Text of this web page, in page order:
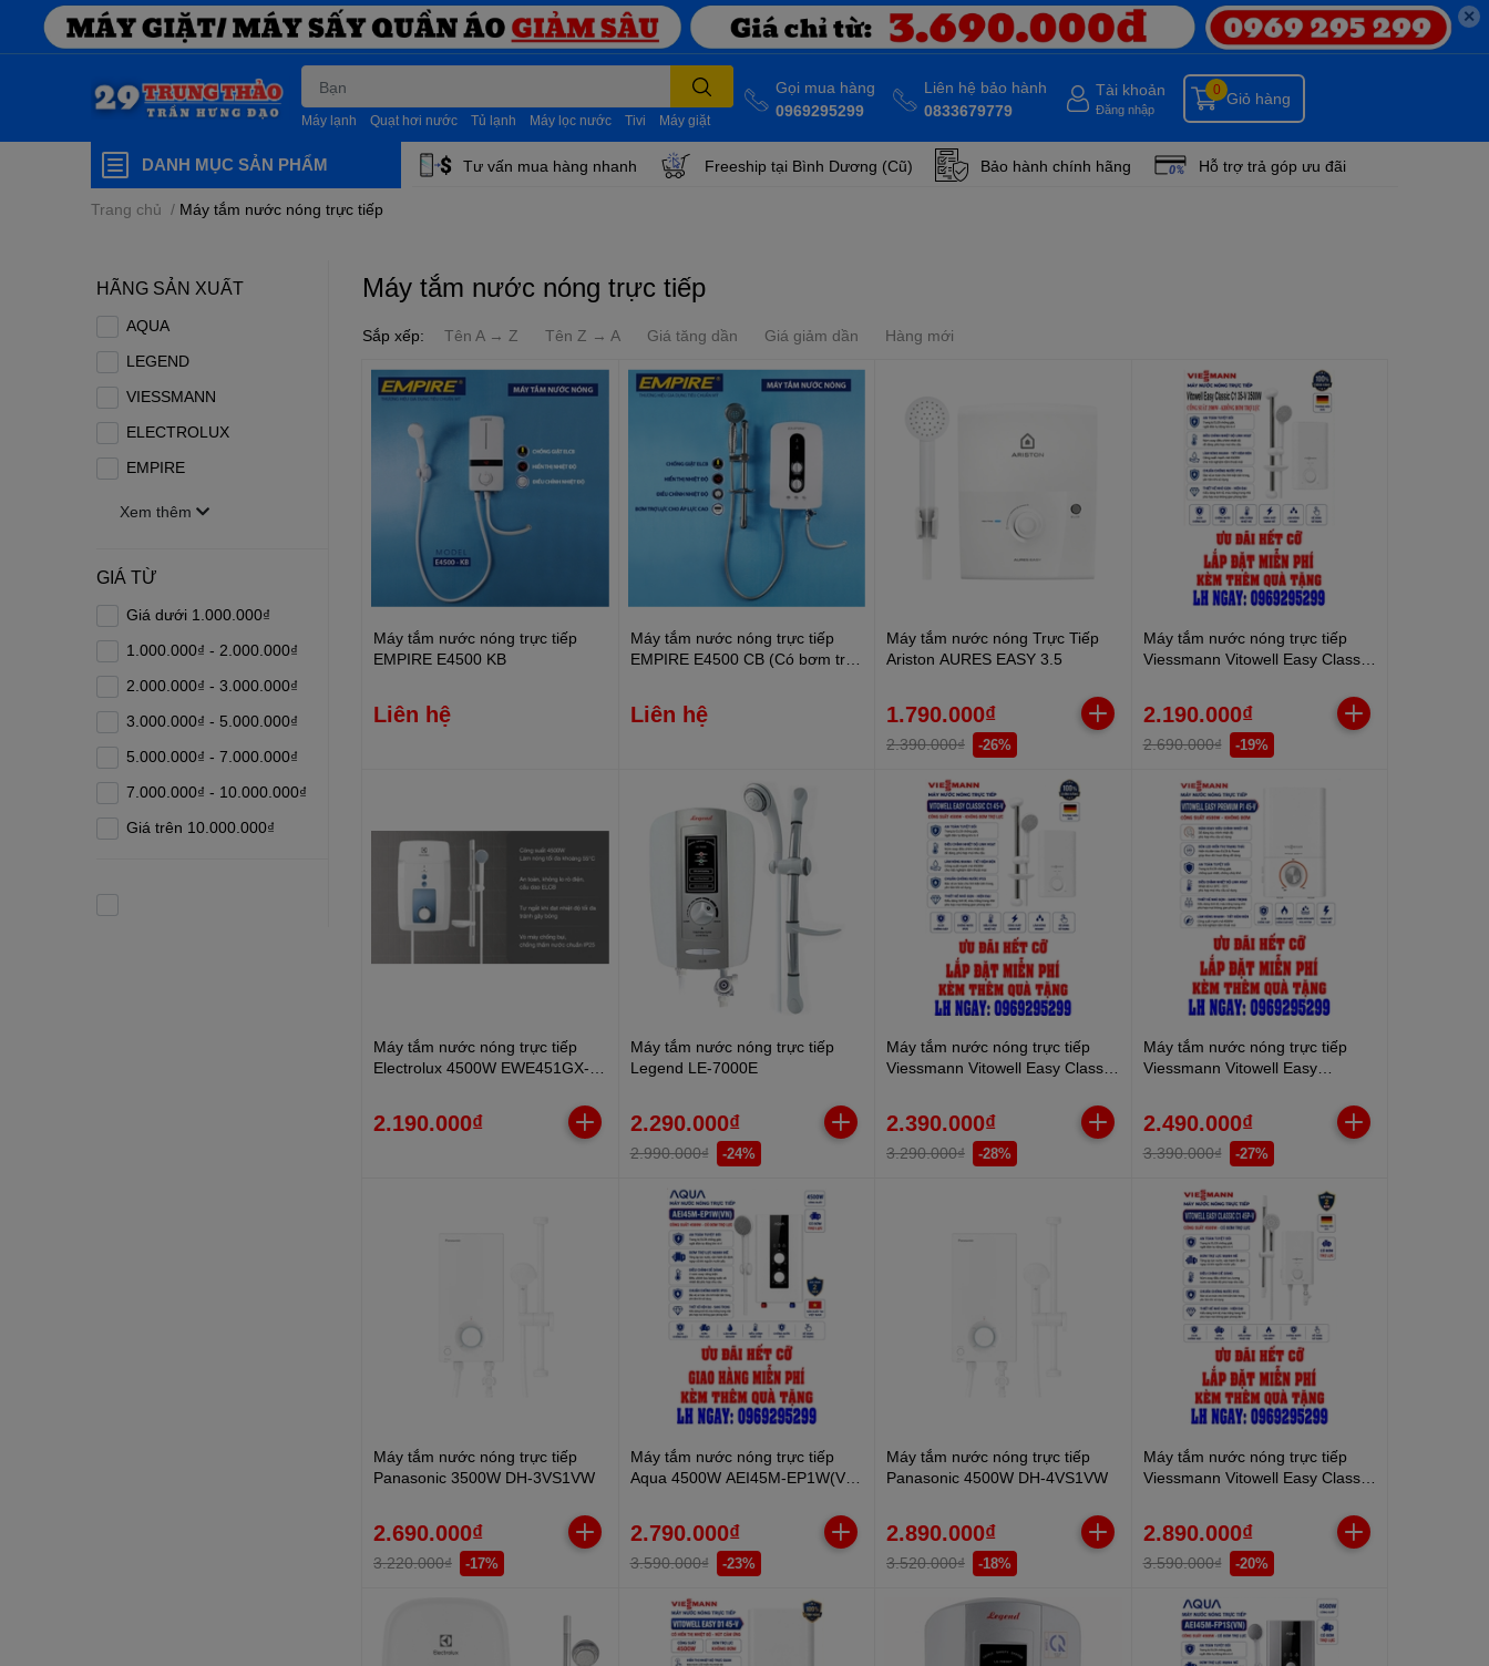
✕
Máy lạnh Quạt hơi nước Tủ lạnh Máy lọc nước Tivi Máy giặt
Gọi mua hàng
0969295299
Liên hệ bảo hành
0833679779
Tài khoản
Đăng nhập
Giỏ hàng
0
DANH MỤC SẢN PHẨM Tư vấn mua hàng nhanh Freeship tại Bình Dương (Cũ) Bảo hành chính hãng Hỗ trợ trả góp ưu đãi
Trang chủ / Máy tắm nước nóng trực tiếp
HÃNG SẢN XUẤT
AQUA
LEGEND
VIESSMANN
ELECTROLUX
EMPIRE
Xem thêm
GIÁ TỪ
Giá dưới 1.000.000₫
1.000.000₫ - 2.000.000₫
2.000.000₫ - 3.000.000₫
3.000.000₫ - 5.000.000₫
5.000.000₫ - 7.000.000₫
7.000.000₫ - 10.000.000₫
Giá trên 10.000.000₫
Máy tắm nước nóng trực tiếp
Sắp xếp: Tên A → Z Tên Z → A Giá tăng dần Giá giảm dần Hàng mới
Máy tắm nước nóng trực tiếp
EMPIRE E4500 KB
Liên hệ
Máy tắm nước nóng trực tiếp
EMPIRE E4500 CB (Có bơm trợ
Liên hệ
Máy tắm nước nóng Trực Tiếp
Ariston AURES EASY 3.5
1.790.000₫
2.390.000₫ -26%
Máy tắm nước nóng trực tiếp
Viessmann Vitowell Easy Classic
2.190.000₫
2.690.000₫ -19%
Máy tắm nước nóng trực tiếp
Electrolux 4500W EWE451GX-
2.190.000₫
Máy tắm nước nóng trực tiếp
Legend LE-7000E
2.290.000₫
2.990.000₫ -24%
Máy tắm nước nóng trực tiếp
Viessmann Vitowell Easy Classic
2.390.000₫
3.290.000₫ -28%
Máy tắm nước nóng trực tiếp
Viessmann Vitowell Easy
2.490.000₫
3.390.000₫ -27%
Máy tắm nước nóng trực tiếp
Panasonic 3500W DH-3VS1VW
2.690.000₫
3.220.000₫ -17%
Máy tắm nước nóng trực tiếp
Aqua 4500W AEI45M-EP1W(VN)
2.790.000₫
3.590.000₫ -23%
Máy tắm nước nóng trực tiếp
Panasonic 4500W DH-4VS1VW
2.890.000₫
3.520.000₫ -18%
Máy tắm nước nóng trực tiếp
Viessmann Vitowell Easy Classic
2.890.000₫
3.590.000₫ -20%